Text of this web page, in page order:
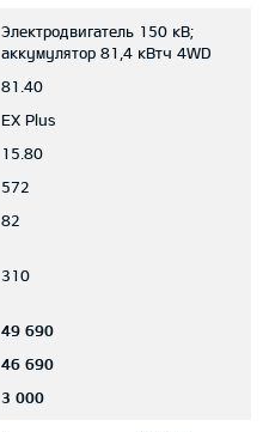
Электродвигатель 150 кВ;
aккумулятор 81,4 кВтч 4WD
81.40
EX Plus
15.80
572
82
310
49 690
46 690
3 000